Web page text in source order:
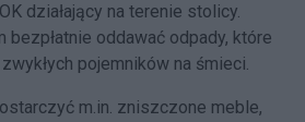
działający na terenie stolicy.
bezpłatnie oddawać odpady, które
pojemników na śmieci.
m.in. zniszczone meble,